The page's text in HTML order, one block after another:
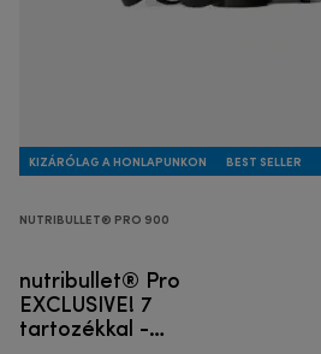
KIZÁRÓLAG A HONLAPUNKON BEST SELLER
NUTRIBULLET® PRO 900
nutribullet® Pro
EXCLUSIVE! 7
tartozékkal -